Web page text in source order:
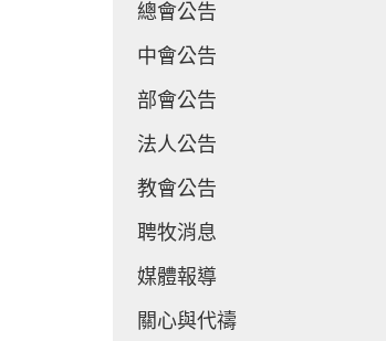
總會公告
中會公告
部會公告
法人公告
教會公告
聘牧消息
媒體報導
關心與代禱